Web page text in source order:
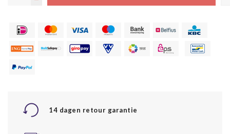
14 dagen retour garantie